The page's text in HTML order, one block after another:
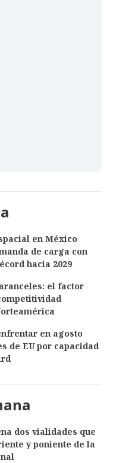
en México
de carga con
hacia 2029
el factor
en agosto
de EU por capacidad
dos vialidades que
y poniente de la